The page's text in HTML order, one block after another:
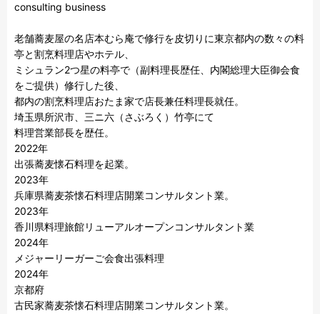
consulting business
老舗蕎麦屋の名店本むら庵で修行を皮切りに東京都内の数々の料
亭と割烹料理店やホテル、
ミシュラン2つ星の料亭で（副料理長歴任、内閣総理大臣御会食
をご提供）修行した後、
都内の割烹料理店おたま家で店長兼任料理長就任。
埼玉県所沢市、三ニ六（さぶろく）竹亭にて
料理営業部長を歴任。
2022年
出張蕎麦懐石料理を起業。
2023年
兵庫県蕎麦茶懐石料理店開業コンサルタント業。
2023年
香川県料理旅館リューアルオープンコンサルタント業
2024年
メジャーリーガーご会食出張料理
2024年
京都府
古民家蕎麦茶懐石料理店開業コンサルタント業。